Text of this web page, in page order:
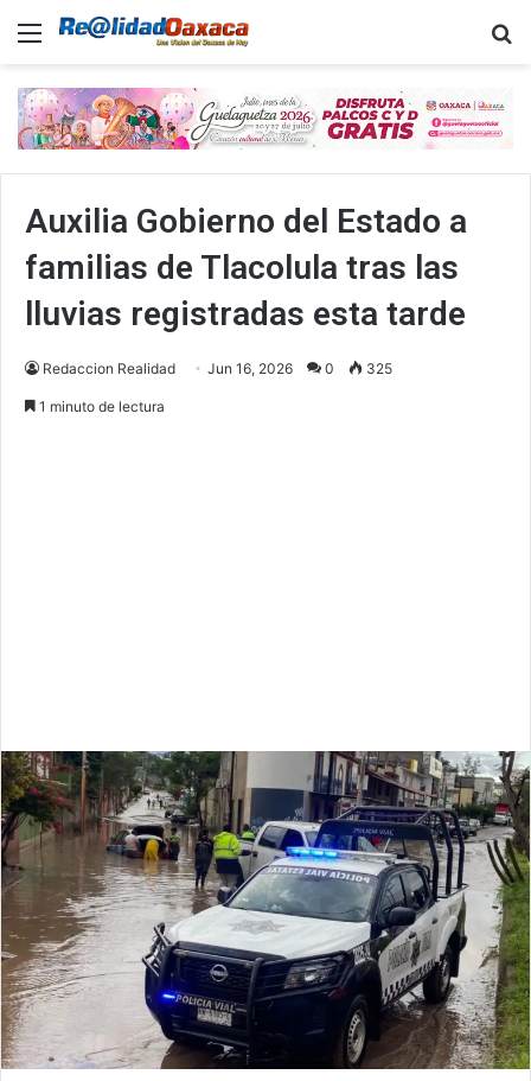
Menu
Auxilia Gobierno del Estado a
familias de Tlacolula tras las
lluvias registradas esta tarde
Redaccion Realidad Jun 16, 2026 0 325
1 minuto de lectura